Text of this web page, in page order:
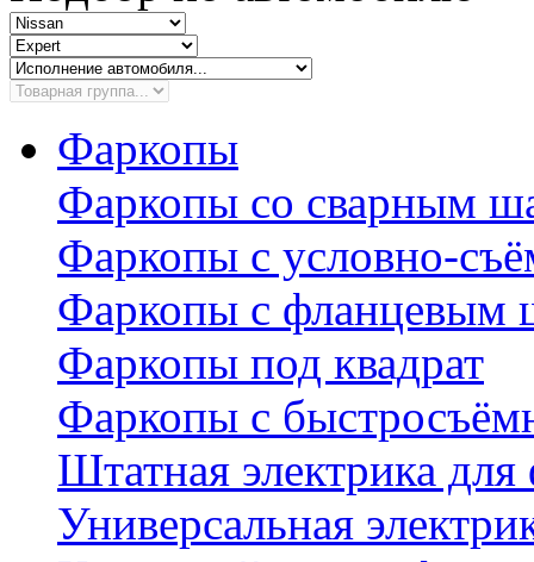
Фаркопы
Фаркопы со сварным
Фаркопы с условно-
Фаркопы с фланцевым
Фаркопы под квадрат
Фаркопы с
Штатная электрика
Универсальная